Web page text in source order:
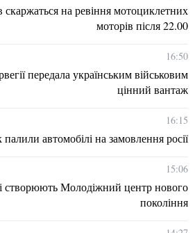
на ревіння мотоциклетних
моторів після 22.00
16:50
передала українським військовим
цінний вантаж
16:15
автомобілі на замовлення росії
15:06
створюють Молодіжний центр нового
покоління